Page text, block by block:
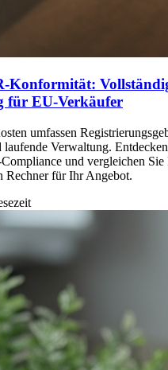
Konformität:
für EU-Verkäufer
umfassen
Verwaltung.
und vergleichen Sie
Rechner für Ihr Angebot.